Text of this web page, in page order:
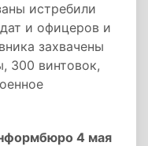
истребили
и офицеров и
захвачены
300 винтовок,
4 мая